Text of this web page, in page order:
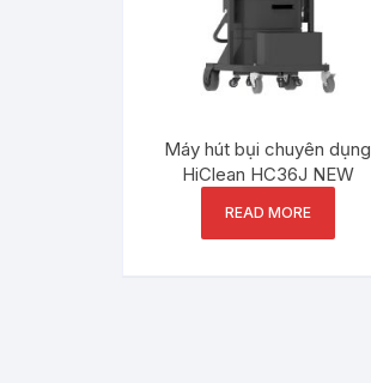
Máy hút bụi chuyên dụng
HiClean HC36J NEW
READ MORE